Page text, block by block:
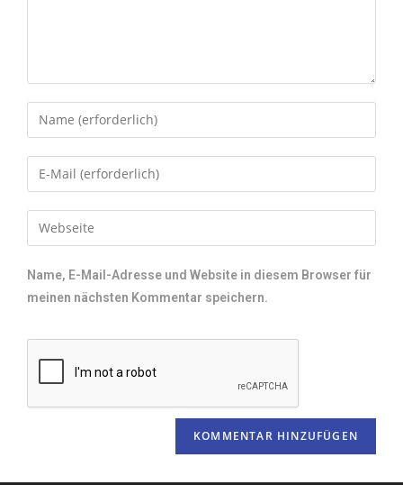
Name, E-Mail-Adresse und Website in diesem Browser für
meinen nächsten Kommentar speichern.